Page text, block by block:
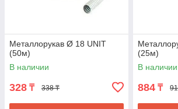
Металлорукав Ø 18 UNIT
(50м)
В наличии
328 ₸ 338 ₸
(25м)
В наличии
884 ₸